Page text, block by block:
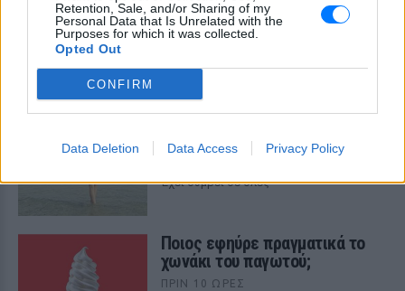
Retention, Sale, and/or Sharing of my
Personal Data that Is Unrelated with the
Purposes for which it was collected.
Opted Out
CONFIRM
Data Deletion Data Access Privacy Policy
διατηρηθούν εκτός ψυγείου το
καλοκαίρι
Πώς να αποφύγεις το σύγκαμα
ΠΡΙΝ 10 ΏΡΕΣ
Έχει συμβεί σε όλες
Ποιος εφηύρε πραγματικά το
χωνάκι του παγωτού;
ΠΡΙΝ 10 ΏΡΕΣ